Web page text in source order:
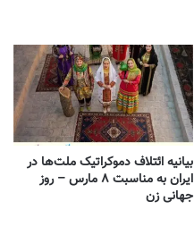
بیانیه ائتلاف دموکراتیک ملت‌ها در
ایران به مناسبت ۸ مارس – روز
جهانی زن